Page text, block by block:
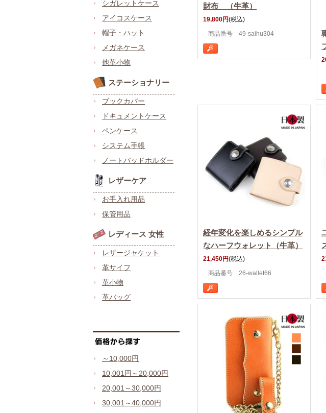
シガレットケース
アイコスケース
帽子・ハット
メガネケース
他革小物
ステーショナリー
ブックカバー
ドキュメントケース
ペンケース
システム手帳
ノートパッドホルダー
レザーケア
お手入れ用品
保管用品
レディース 女性
レザージャケット
革サイフ
革小物
革バッグ
～10,000円
10,001円～20,000円
20,001～30,000円
30,001～40,000円
財布 （牛革）
19,800円(税込)
商品番号 49-saihu304
経年変化を楽しめるシンプル
なハーフウォレット（牛革）
21,450円(税込)
商品番号 26-wallet66